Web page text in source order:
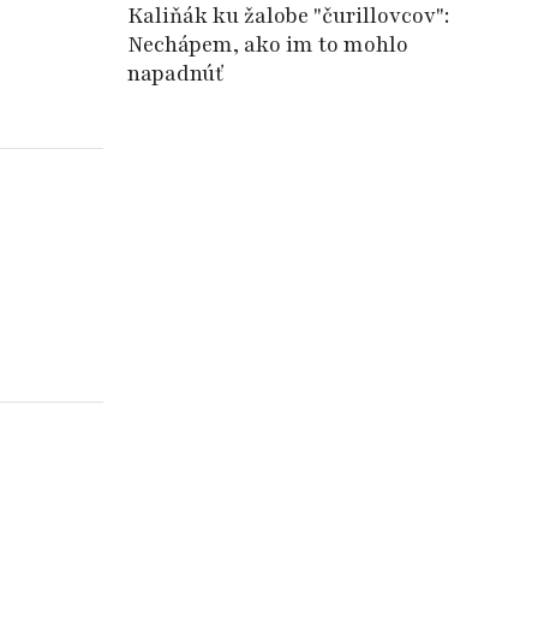
Kaliňák ku žalobe "čurillovcov":
Nechápem, ako im to mohlo
napadnúť